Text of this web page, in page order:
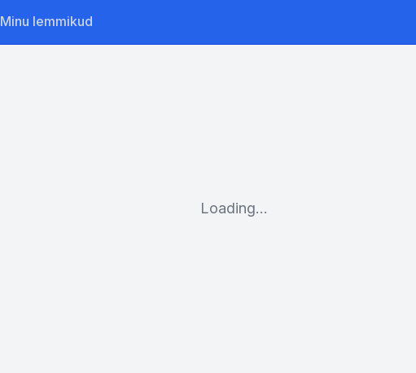
Minu lemmikud
Loading...